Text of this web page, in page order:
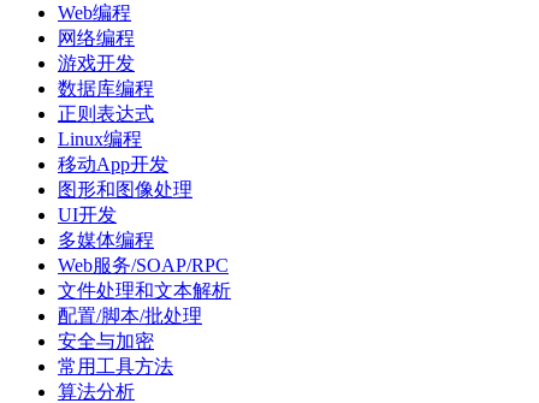
Web编程
网络编程
游戏开发
数据库编程
正则表达式
Linux编程
移动App开发
图形和图像处理
UI开发
多媒体编程
Web服务/SOAP/RPC
文件处理和文本解析
配置/脚本/批处理
安全与加密
常用工具方法
算法分析